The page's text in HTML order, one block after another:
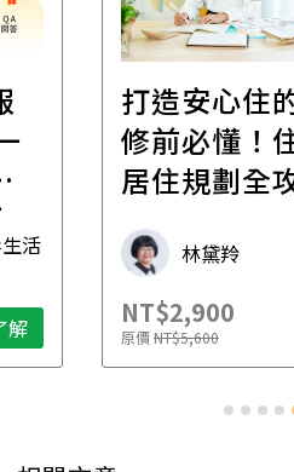
活
解
打造安心住
修前必懂！
居住規劃全
林黛羚
NT$2,900
原價NT$5,600